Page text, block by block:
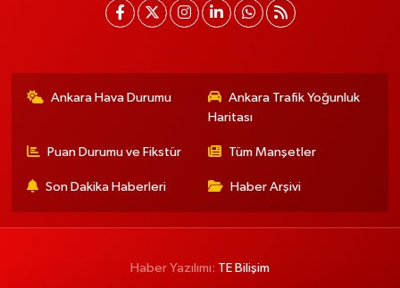
Ankara Hava Durumu
Ankara Trafik Yoğunluk
Haritası
Puan Durumu ve Fikstür Tüm Manşetler
Son Dakika Haberleri Haber Arşivi
Haber Yazılımı: TE Bilişim